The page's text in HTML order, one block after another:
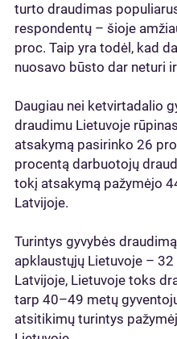
turto draudimas
respondentų – šioje
proc. Taip yra todėl, kad
nuosavo būsto dar neturi
Daugiau nei ketvirtadalio
draudimu Lietuvoje
atsakymą pasirinko 26
procentą darbuotojų
tokį atsakymą pažymėjo
Latvijoje.
Turintys gyvybės
apklaustųjų Lietuvoje –
Latvijoje, Lietuvoje toks
tarp 40–49 metų
atsitikimų turintys